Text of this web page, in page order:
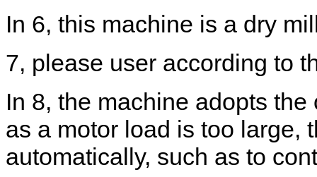
In 6, this machine is a dry
7, please user according to
In 8, the machine adopts the
as a motor load is too large,
automatically, such as to